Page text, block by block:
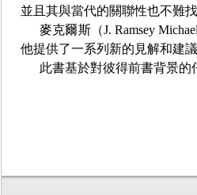
並且其與當代的關聯性也不難找
麥克爾斯（J. Ramsey
他提供了一系列新的見解和建
此書基於對彼得前書背景